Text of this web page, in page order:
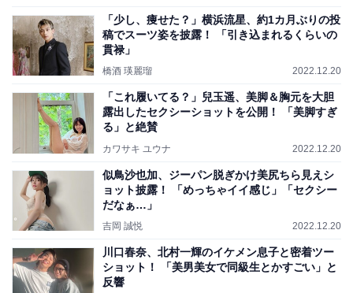
「少し、痩せた？」横浜流星、約1カ月ぶりの投
稿でスーツ姿を披露！ 「引き込まれるくらいの
貫禄」
橋酒 瑛麗瑠 2022.12.20
「これ履いてる？」兒玉遥、美脚＆胸元を大胆
露出したセクシーショットを公開！ 「美脚すぎ
る」と絶賛
カワサキ ユウナ 2022.12.20
似鳥沙也加、ジーパン脱ぎかけ美尻ちら見えシ
ョット披露！ 「めっちゃイイ感じ」「セクシー
だなぁ…」
吉岡 誠悦 2022.12.20
川口春奈、北村一輝のイケメン息子と密着ツー
ショット！ 「美男美女で同級生とかすごい」と
反響